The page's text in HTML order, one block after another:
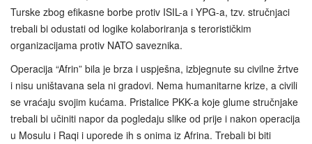
Turske zbog efikasne borbe protiv ISIL-a i YPG-a, tzv. stručnjaci
trebali bi odustati od logike kolaboriranja s terorističkim
organizacijama protiv NATO saveznika.
Operacija “Afrin” bila je brza i uspješna, izbjegnute su civilne žrtve
i nisu uništavana sela ni gradovi. Nema humanitarne krize, a civili
se vraćaju svojim kućama. Pristalice PKK-a koje glume stručnjake
trebali bi učiniti napor da pogledaju slike od prije i nakon operacija
u Mosulu i Raqi i uporede ih s onima iz Afrina. Trebali bi biti